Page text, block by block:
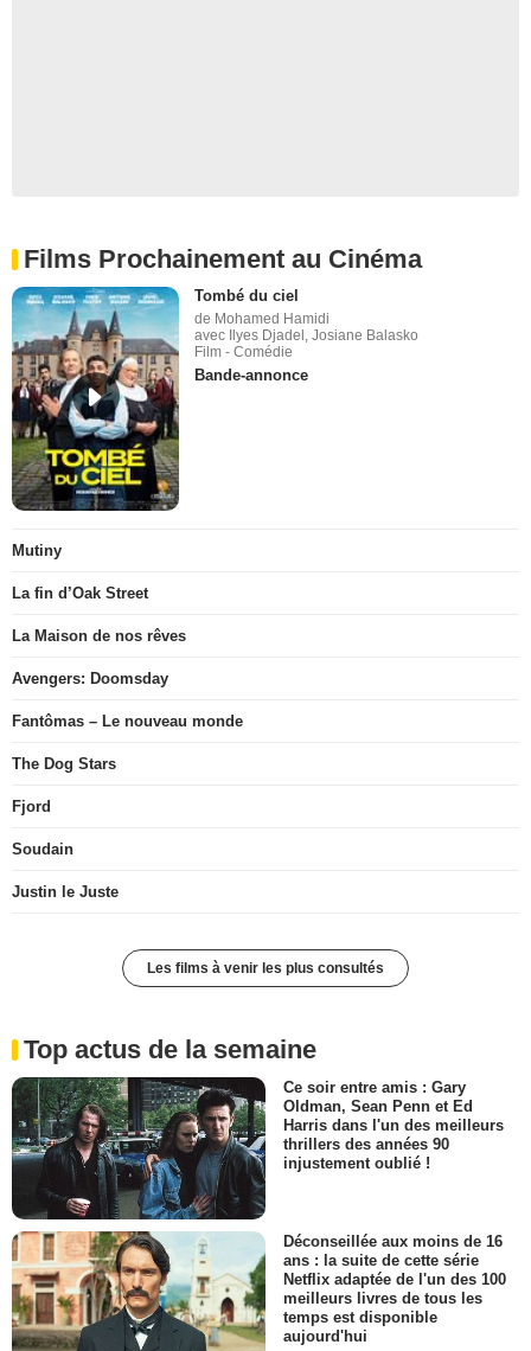
Films Prochainement au Cinéma
Tombé du ciel
de Mohamed Hamidi
avec Ilyes Djadel, Josiane Balasko
Film - Comédie
Bande-annonce
Mutiny
La fin d’Oak Street
La Maison de nos rêves
Avengers: Doomsday
Fantômas – Le nouveau monde
The Dog Stars
Fjord
Soudain
Justin le Juste
Les films à venir les plus consultés
Top actus de la semaine
Ce soir entre amis : Gary
Oldman, Sean Penn et Ed
Harris dans l'un des meilleurs
thrillers des années 90
injustement oublié !
Déconseillée aux moins de 16
ans : la suite de cette série
Netflix adaptée de l'un des 100
meilleurs livres de tous les
temps est disponible
aujourd'hui